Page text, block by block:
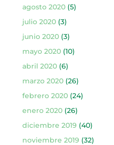
agosto 2020(5)
julio 2020(3)
junio 2020(3)
mayo 2020(10)
abril 2020(6)
marzo 2020(26)
febrero 2020(24)
enero 2020(26)
diciembre 2019 (40)
noviembre 2019 (32)